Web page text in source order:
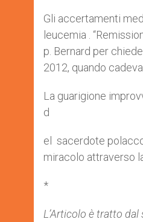
Gli accertamenti
leucemia .
p. Bernard per
2012, quando
La guarigione
d
el sacerdote
miracolo attraverso
*
L’Articolo è tratto dal